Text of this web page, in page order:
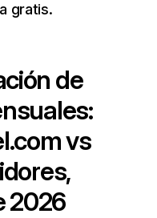
gratis.
de
vs
2026